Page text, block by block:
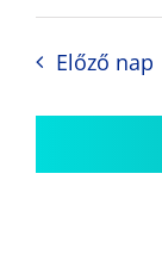
Előző nap